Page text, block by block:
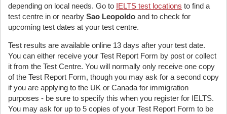
depending on local needs. Go to IELTS test locations to find a
test centre in or nearby Sao Leopoldo and to check for
upcoming test dates at your test centre.
Test results are available online 13 days after your test date.
You can either receive your Test Report Form by post or collect
it from the Test Centre. You will normally only receive one copy
of the Test Report Form, though you may ask for a second copy
if you are applying to the UK or Canada for immigration
purposes - be sure to specify this when you register for IELTS.
You may ask for up to 5 copies of your Test Report Form to be